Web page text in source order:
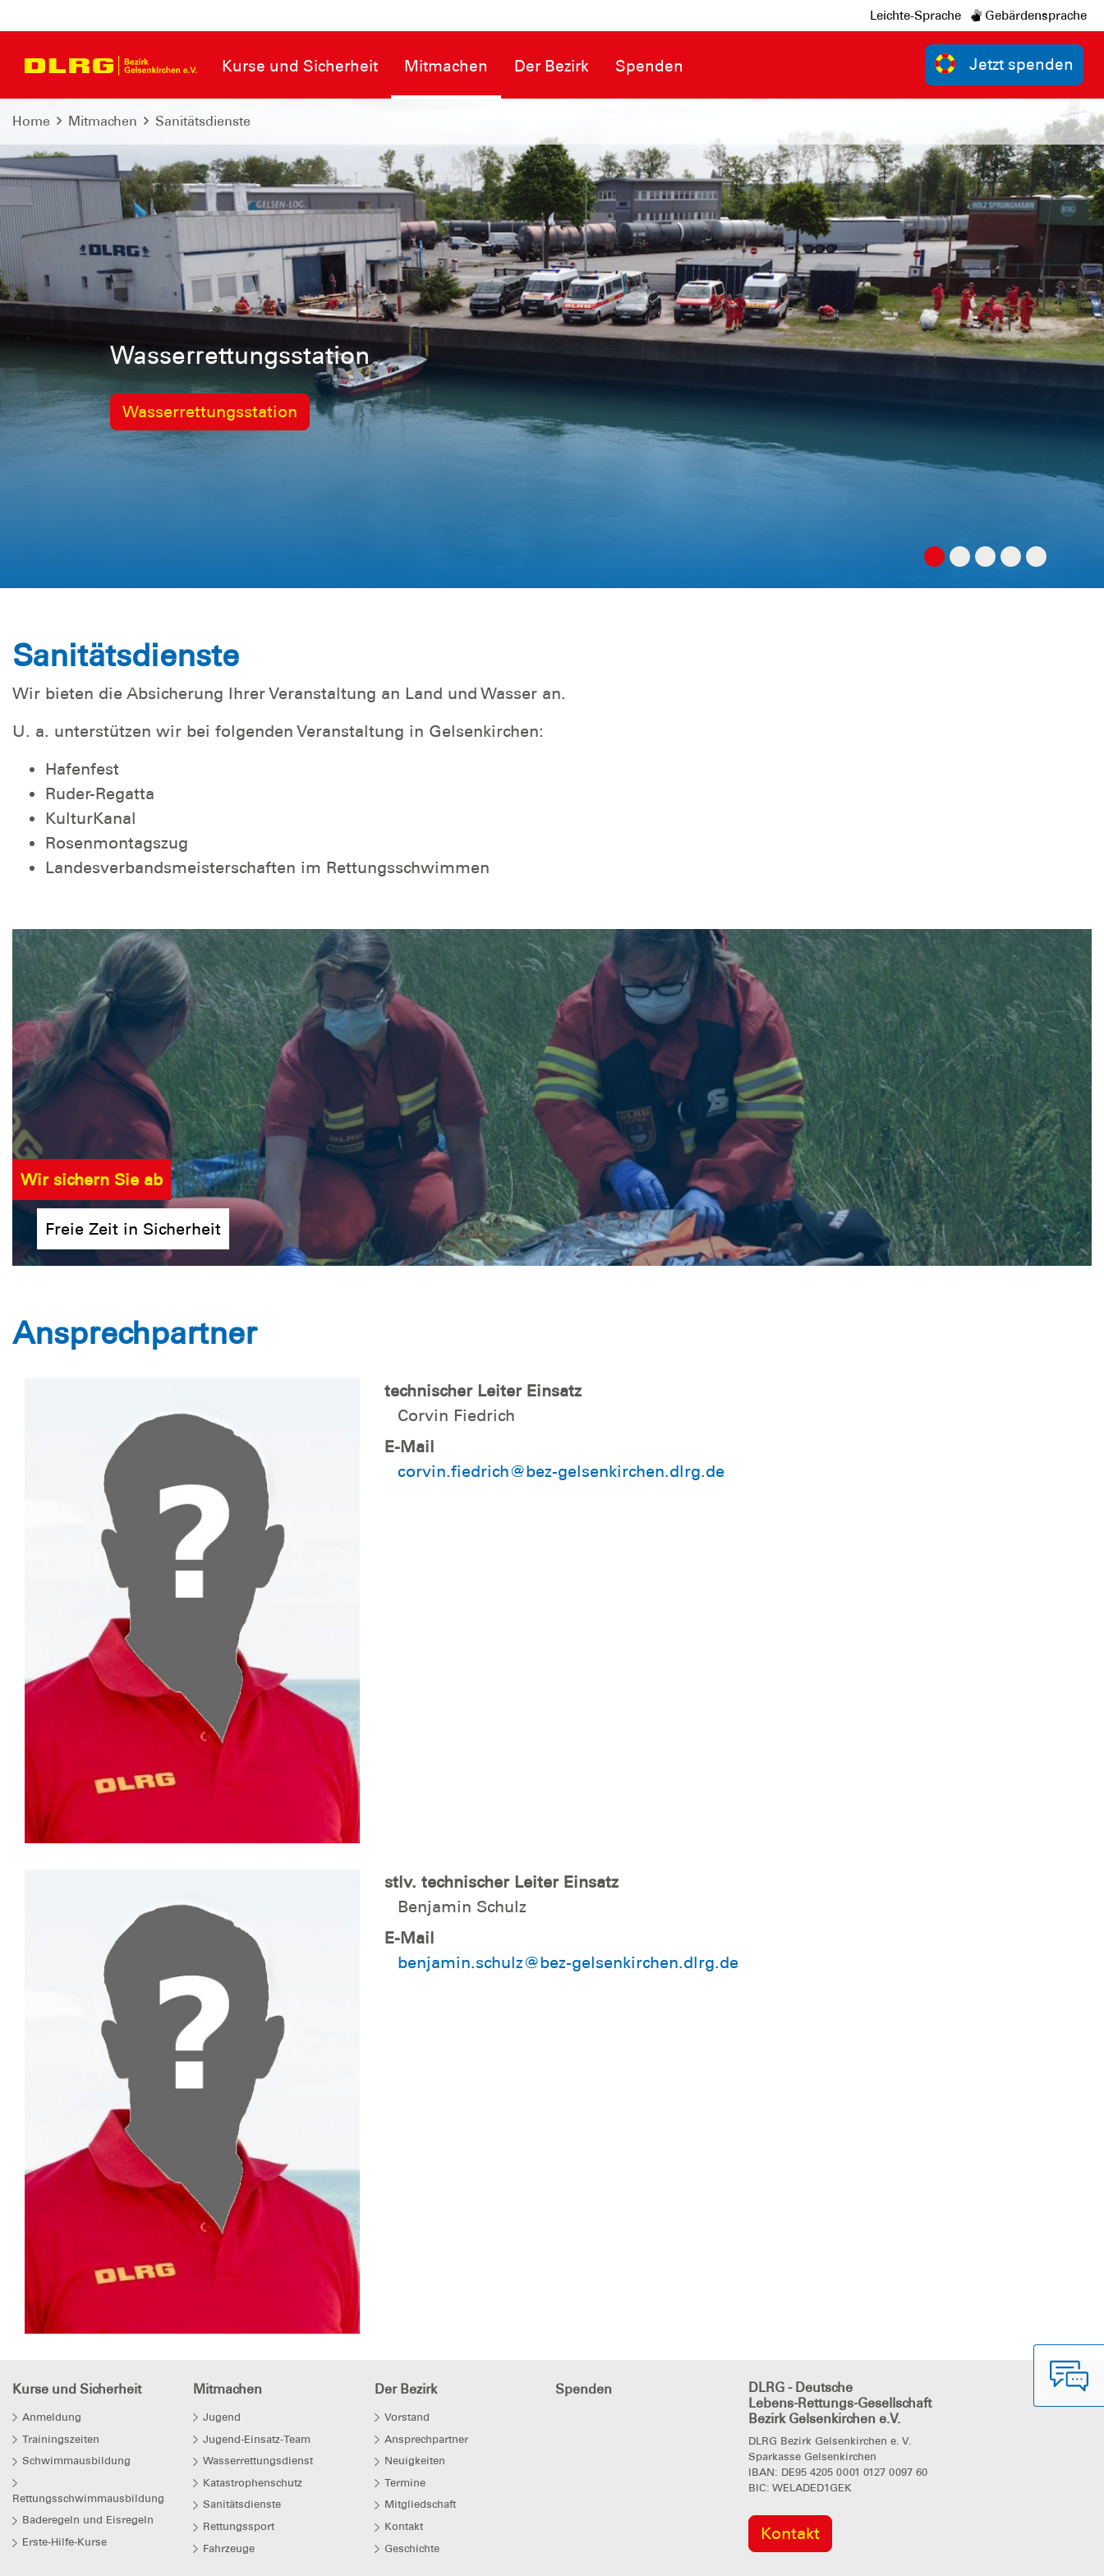
Leichte-Sprache Gebärdensprache
Kurse und Sicherheit Mitmachen Der Bezirk Spenden Jetzt spenden
Home Mitmachen Sanitätsdienste
Wasserrettungsstation
Wasserrettungsstation
Fahrzeuge
Land- und Wasserfahrzeuge
Sanitätsdienste
Wir bieten die Absicherung Ihrer Veranstaltung an Land und Wasser an.
U. a. unterstützen wir bei folgenden Veranstaltung in Gelsenkirchen:
Hafenfest
Ruder-Regatta
KulturKanal
Rosenmontagszug
Landesverbandsmeisterschaften im Rettungsschwimmen
Wir sichern Sie ab
Freie Zeit in Sicherheit
Ansprechpartner
technischer Leiter Einsatz
Corvin Fiedrich
E-Mail
corvin.fiedrich@bez-gelsenkirchen.dlrg.de
stlv. technischer Leiter Einsatz
Benjamin Schulz
E-Mail
benjamin.schulz@bez-gelsenkirchen.dlrg.de
Kurse und Sicherheit
Anmeldung
Trainingszeiten
Schwimmausbildung
Rettungsschwimmausbildung
Baderegeln und Eisregeln
Erste-Hilfe-Kurse
Mitmachen
Jugend
Jugend-Einsatz-Team
Wasserrettungsdienst
Katastrophenschutz
Sanitätsdienste
Rettungssport
Fahrzeuge
Der Bezirk
Vorstand
Ansprechpartner
Neuigkeiten
Termine
Mitgliedschaft
Kontakt
Geschichte
Spenden
DLRG - Deutsche
Lebens-Rettungs-Gesellschaft
Bezirk Gelsenkirchen e.V.
DLRG Bezirk Gelsenkirchen e. V.
Sparkasse Gelsenkirchen
IBAN: DE95 4205 0001 0127 0097 60
BIC: WELADED1GEK
Kontakt